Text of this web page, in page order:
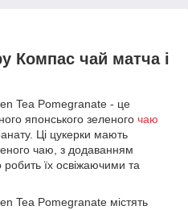
Компас чай матча і
Tea Pomegranate - це
японського зеленого чаю
Ці цукерки мають
чаю, з додаванням
їх освіжаючими та
Tea Pomegranate містять